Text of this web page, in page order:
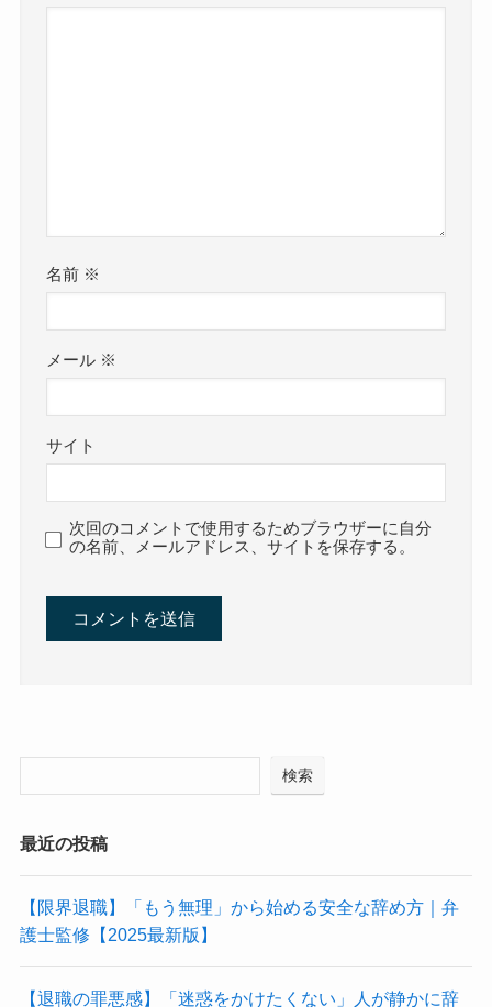
名前 ※
メール ※
サイト
次回のコメントで使用するためブラウザーに自分
の名前、メールアドレス、サイトを保存する。
検索
最近の投稿
【限界退職】「もう無理」から始める安全な辞め方｜弁
護士監修【2025最新版】
【退職の罪悪感】「迷惑をかけたくない」人が静かに辞